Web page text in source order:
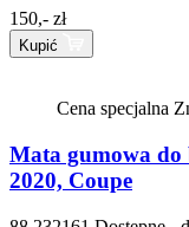
150,- zł
Kupić
Cena specjalna
Mata gumowa do
2020, Coupe